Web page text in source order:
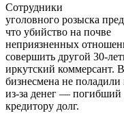
Сотрудники
уголовного розыска
что убийство на почве
неприязненных
совершить другой 30-
иркутский коммерсант.
бизнесмена не
из-за денег — погибший
кредитору долг.